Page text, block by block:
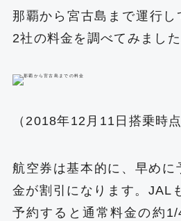
那覇から宮古島まで運行し
2社の料金を調べてみました
（2018年12月11日搭乗時
航空券は基本的に、早めに
金が割引になります。JAL
予約すると通常料金の約